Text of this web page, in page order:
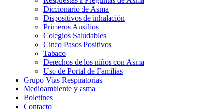
Diccionario de Asma
Dispositivos de inhalación
Primeros Auxilios
Colegios Saludables
Cinco Pasos Positivos
Tabaco
Derechos de los niños con Asma
Uso de Portal de Familias
Grupo Vías Respiratorias
Medioambiente y asma
Boletines
Contacto